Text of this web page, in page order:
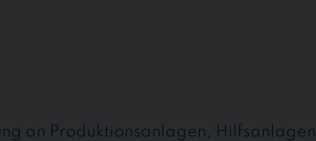
an Produktionsanlagen, Hilfsanlagen